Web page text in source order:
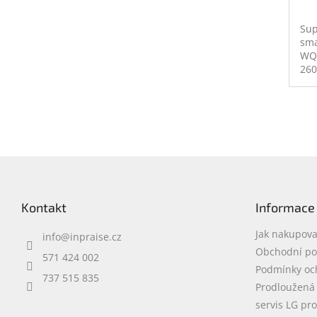
Kontakt
info@inpraise.cz
571 424 002
737 515 835
Jak
Obchodní
Podmínky
servis LG